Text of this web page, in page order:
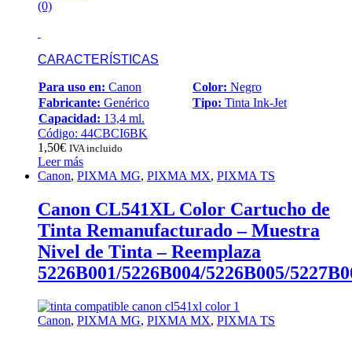
(0)
CARACTERÍSTICAS
Para uso en: Canon Color: Negro
Fabricante: Genérico Tipo: Tinta Ink-Jet
Capacidad: 13,4 ml.
Código: 44CBCI6BK
1,50€ IVA incluido
Leer más
Canon, PIXMA MG, PIXMA MX, PIXMA TS
Canon CL541XL Color Cartucho de
Tinta Remanufacturado – Muestra
Nivel de Tinta – Reemplaza
5226B001/5226B004/5226B005/
Canon, PIXMA MG, PIXMA MX, PIXMA TS